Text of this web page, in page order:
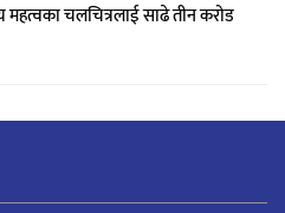
महत्वका चलचित्रलाई साढे तीन करोड